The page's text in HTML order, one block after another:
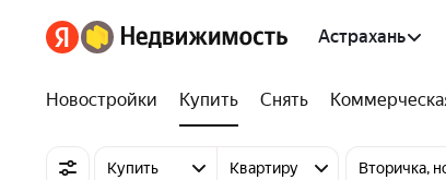
Астрахань
Новостройки Купить Снять
Купить Квартиру Вторичка,